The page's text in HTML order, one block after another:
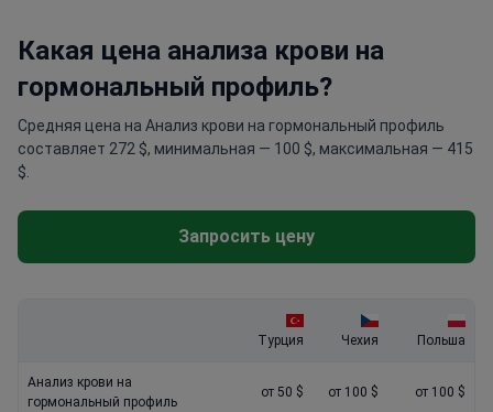
Какая цена анализа крови на
гормональный профиль?
Средняя цена на Анализ крови на гормональный профиль
составляет 272 $, минимальная — 100 $, максимальная — 415
$.
Запросить цену
Турция Чехия Польша
Анализ крови на
гормональный профиль
от 50 $ от 100 $ от 100 $